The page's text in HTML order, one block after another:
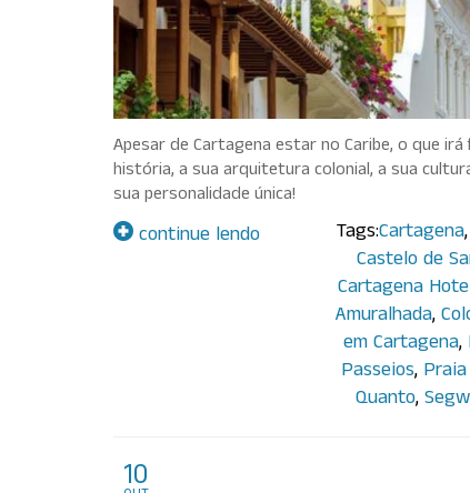
Apesar de Cartagena estar no Caribe, o que
história, a sua arquitetura colonial, a sua
sua personalidade única!
continue lendo Tags:Cartagena,
Castelo de
Cartagena
Amuralhada,
em Cartagena,
Passeios,
Quanto,
10